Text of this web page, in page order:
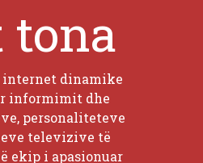
tona
internet dinamike
informimit dhe
personaliteteve
televizive të
ekip i apasionuar